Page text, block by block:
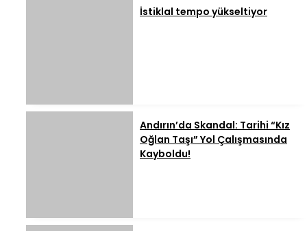
İstiklal tempo yükseltiyor
Andırın’da Skandal: Tarihi “Kız
Oğlan Taşı” Yol Çalışmasında
Kayboldu!